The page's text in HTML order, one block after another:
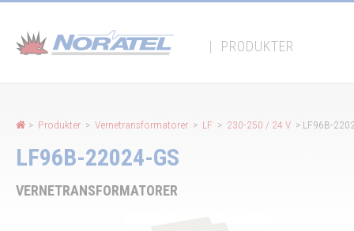
| PRODUKTER
> Produkter > Vernetransformatorer > LF > 230-250 / 24 V > LF96B-
LF96B-22024-GS
VERNETRANSFORMATORER
Panel for informasjonskapsler